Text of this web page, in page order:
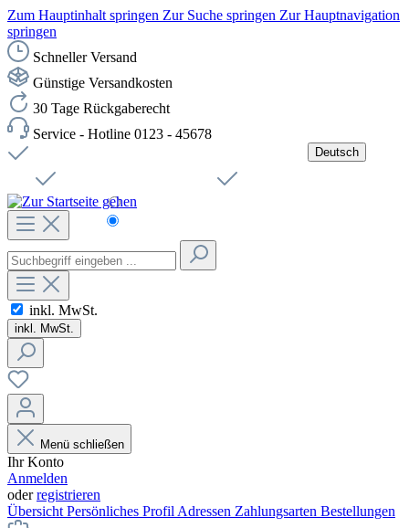
Zum Hauptinhalt springen Zur Suche springen Zur Hauptnavigation
springen
Schneller Versand
Günstige Versandkosten
30 Tage Rückgaberecht
Service - Hotline 0123 - 45678
Deutsch
Čeština
inkl. MwSt.
inkl. MwSt.
Menü schließen
Ihr Konto
Anmelden
oderregistrieren
Übersicht Persönliches Profil Adressen Zahlungsarten Bestellungen